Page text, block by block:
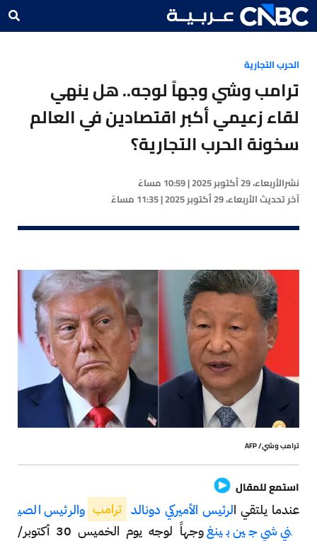
الحرب التجارية
ترامب وشي وجهاً لوجه.. هل ينهي
لقاء زعيمي أكبر اقتصادين في العالم
سخونة الحرب التجارية؟
نشرالأربعاء، 29 أكتوبر 2025 | 10:59 مساءً
آخر تحديثالأربعاء، 29 أكتوبر 2025 | 11:35 مساءً
ترامب وشي/ AFP
استمع للمقال
عندما يلتقي الرئيس الأميركي دونالد ترامب والرئيس الصي
ني شي جين بينغ
وجهاً لوجه يوم الخميس 30 أكتوبر/